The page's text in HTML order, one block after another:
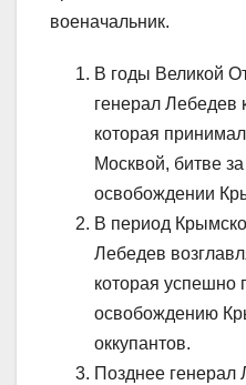
военачальник.
В годы Великой
генерал Лебедев
которая
Москвой, битве
освобождении
В период
Лебедев
которая успешно
освобождению
оккупантов.
Позднее